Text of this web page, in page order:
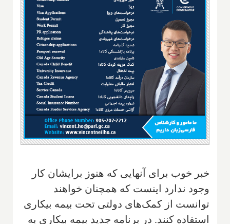
خبر خوب برای آنهایی که هنوز برایشان کار
وجود ندارد اینست که همچنان خواهند
توانست از کمک‌های دولتی تحت بیمه بیکاری
استفاده کنند. در برنامه جدید بیمه بیکاری به